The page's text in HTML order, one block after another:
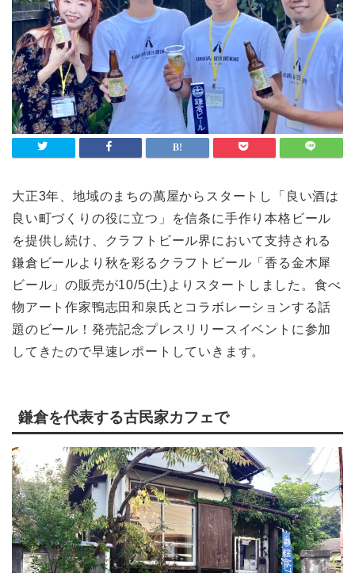
グルメ
Gourmet
ライフスタイル
Lifestyle
検索
大正3年、地域のまちの萬屋からスタートし「良い酒は
良い町づくりの役に立つ」を信条に手作り本格ビール
を提供し続け、クラフトビール界において支持される
鎌倉ビールより秋を彩るクラフトビール「香る金木犀
ビール」の販売が10/5(土)よりスタートしました。食べ
物アート作家鴨志田和泉氏とコラボレーションする話
題のビール！発売記念プレスリリースイベントに参加
してきたので早速レポートしていきます。
鎌倉を代表する古民家カフェで